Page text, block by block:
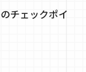
チェックポイ